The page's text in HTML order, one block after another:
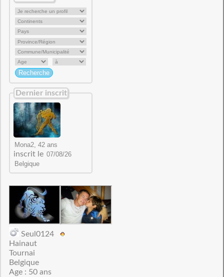
Dernier inscrit
inscrit le
Seul0124
Hainaut
Tournai
Belgique
Age : 50 ans